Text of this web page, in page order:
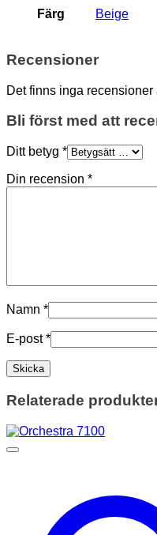
Färg Beige
Recensioner
Det finns inga recensioner
Bli först med att
Ditt betyg *
Din recension *
Namn *
E-post*
Relaterade